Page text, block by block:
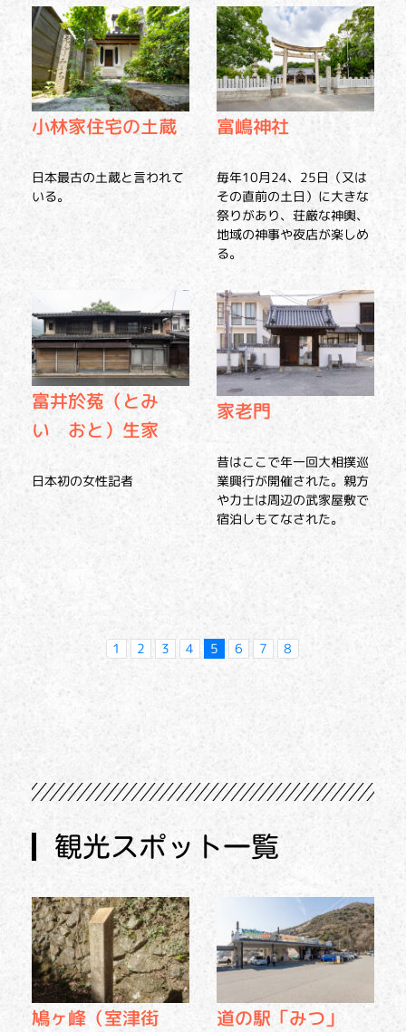
小林家住宅の土蔵
日本最古の土蔵と言われて
いる。
富嶋神社
毎年10月24、25日（又は
その直前の土日）に大きな
祭りがあり、荘厳な神輿、
地域の神事や夜店が楽しめ
る。
富井於菟（とみ
い おと）生家
日本初の女性記者
家老門
昔はここで年一回大相撲巡
業興行が開催された。親方
や力士は周辺の武家屋敷で
宿泊しもてなされた。
1 2 3 4 5 6 7 8
観光スポット一覧
鳩ヶ峰（室津街
道の駅「みつ」